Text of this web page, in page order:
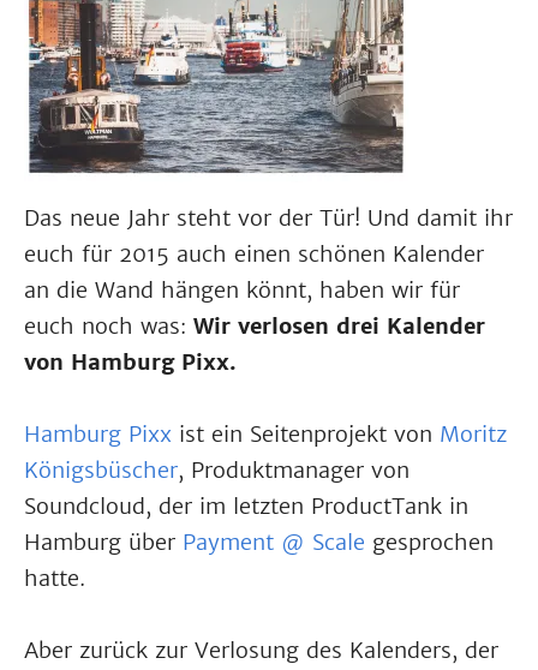
Das neue Jahr steht vor der Tür! Und damit ihr
euch für 2015 auch einen schönen Kalender
an die Wand hängen könnt, haben wir für
euch noch was: Wir verlosen drei Kalender
von Hamburg Pixx.
Hamburg Pixx ist ein Seitenprojekt von Moritz
Königsbüscher, Produktmanager von
Soundcloud, der im letzten ProductTank in
Hamburg über Payment @ Scale gesprochen
hatte.
Aber zurück zur Verlosung des Kalenders, der